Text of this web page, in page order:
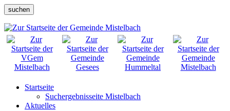
suchen
Startseite
Suchergebnisseite Mistelbach
Aktuelles